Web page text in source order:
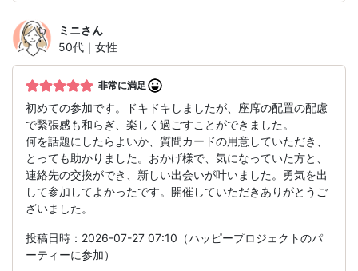
ミニさん
50代｜女性
非常に満足
初めての参加です。ドキドキしましたが、座席の配置の配慮
で緊張感も和らぎ、楽しく過ごすことができました。
何を話題にしたらよいか、質問カードの用意していただき、
とっても助かりました。おかげ様で、気になっていた方と、
連絡先の交換ができ、新しい出会いが叶いました。勇気を出
して参加してよかったです。開催していただきありがとうご
ざいました。
投稿日時：2026-07-27 07:10（ハッピープロジェクトのパ
ーティーに参加）